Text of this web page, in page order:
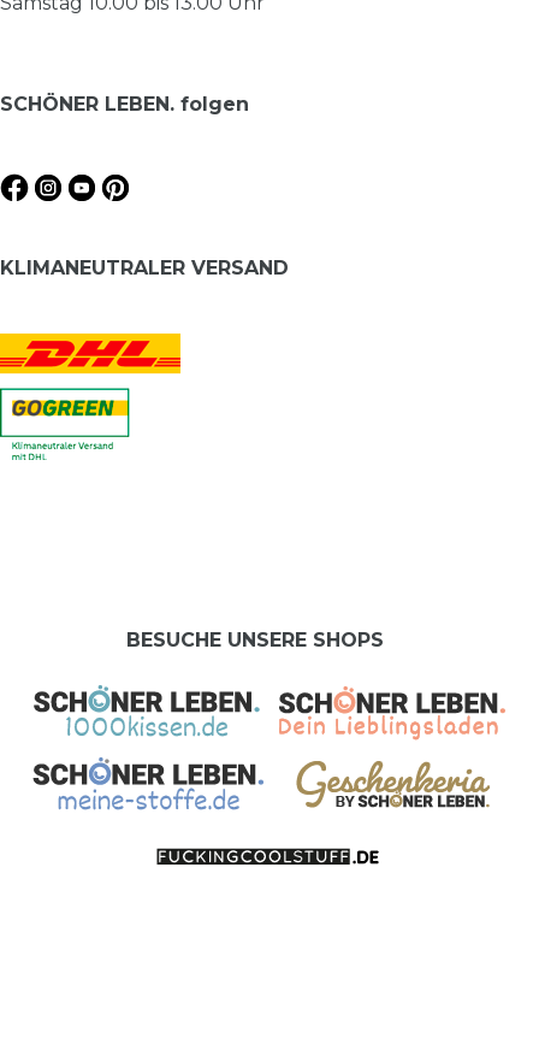
SCHÖNER LEBEN. folgen
KLIMANEUTRALER VERSAND
BESUCHE UNSERE SHOPS